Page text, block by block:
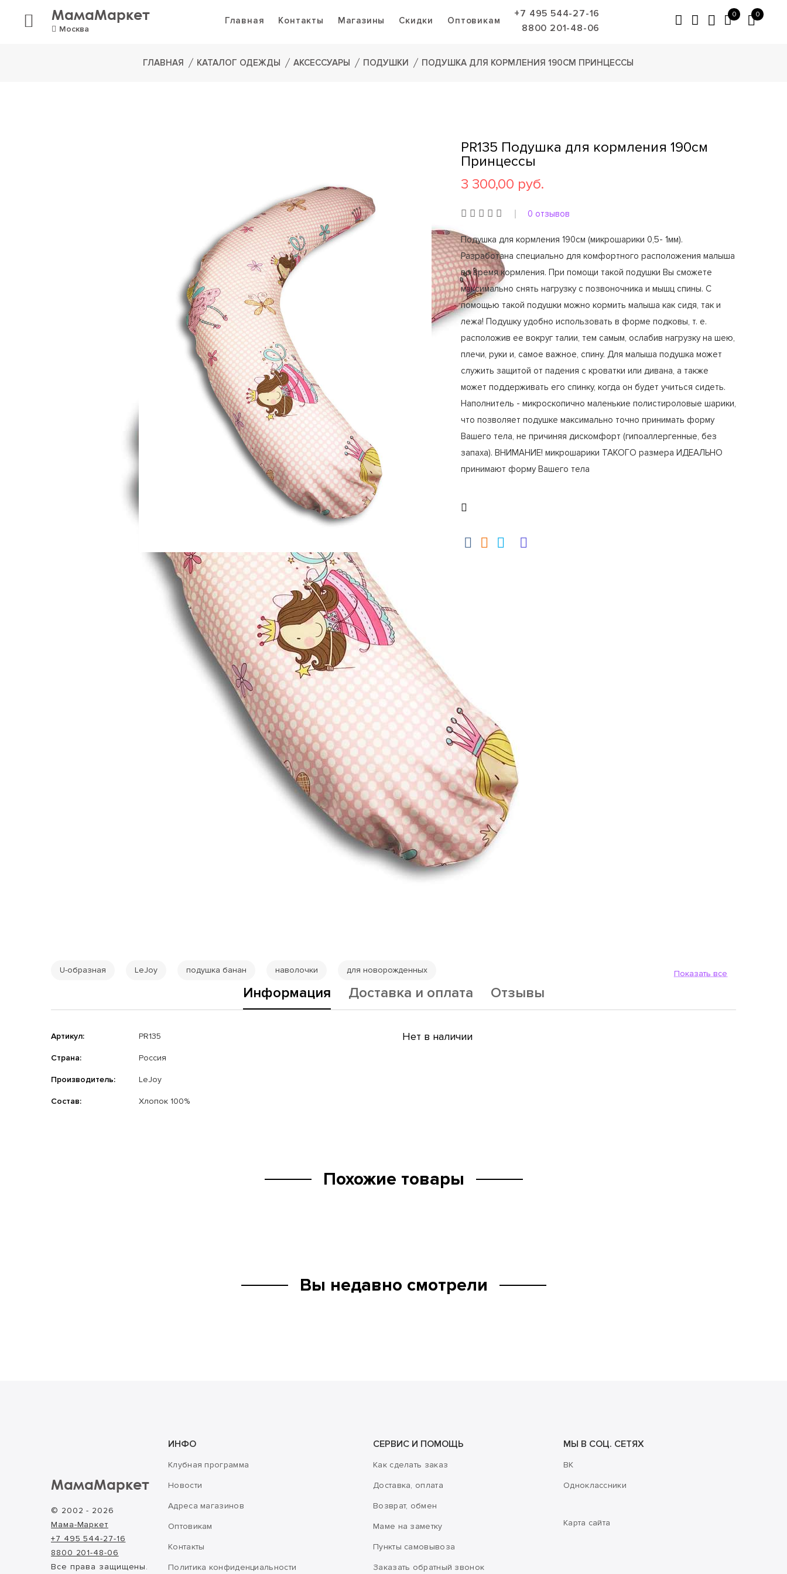
МамаМаркет
Москва
Главная Контакты Магазины Скидки Оптовикам
+7 495 544-27-16
8800 201-48-06
0 0
ГЛАВНАЯ КАТАЛОГ ОДЕЖДЫ АКСЕССУАРЫ ПОДУШКИ ПОДУШКА ДЛЯ КОРМЛЕНИЯ 190СМ ПРИНЦЕССЫ
PR135 Подушка для кормления 190см
Принцессы
3 300,00 руб.
0 отзывов
Подушка для кормления 190см (микрошарики 0,5- 1мм).
Разработана специально для комфортного расположения малыша
во время кормления. При помощи такой подушки Вы сможете
максимально снять нагрузку с позвоночника и мышц спины. С
помощью такой подушки можно кормить малыша как сидя, так и
лежа! Подушку удобно использовать в форме подковы, т. е.
расположив ее вокруг талии, тем самым, ослабив нагрузку на шею,
плечи, руки и, самое важное, спину. Для малыша подушка может
служить защитой от падения с кроватки или дивана, а также
может поддерживать его спинку, когда он будет учиться сидеть.
Наполнитель - микроскопично маленькие полистироловые шарики,
что позволяет подушке максимально точно принимать форму
Вашего тела, не причиняя дискомфорт (гипоаллергенные, без
запаха). ВНИМАНИЕ! микрошарики ТАКОГО размера ИДЕАЛЬНО
принимают форму Вашего тела
U-образная LeJoy подушка банан наволочки для новорожденных Показать все
Информация Доставка и оплата Отзывы
Артикул: PR135
Страна: Россия
Производитель: LeJoy
Состав: Хлопок 100%
Нет в наличии
Похожие товары
Вы недавно смотрели
МамаМаркет
© 2002 - 2026
Мама-Маркет
+7 495 544-27-16
8800 201-48-06
Все права защищены.
ИНФО
Клубная программа
Новости
Адреса магазинов
Оптовикам
Контакты
Политика конфиденциальности
СЕРВИС И ПОМОЩЬ
Как сделать заказ
Доставка, оплата
Возврат, обмен
Маме на заметку
Пункты самовывоза
Заказать обратный звонок
МЫ В СОЦ. СЕТЯХ
ВК
Одноклассники
Карта сайта